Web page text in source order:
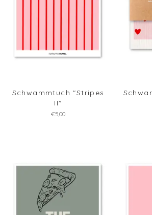
Schwammtuch "Stripes
II"
€5,00